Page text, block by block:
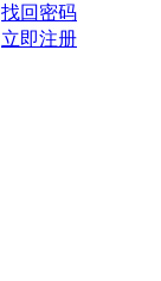
找回密码
立即注册